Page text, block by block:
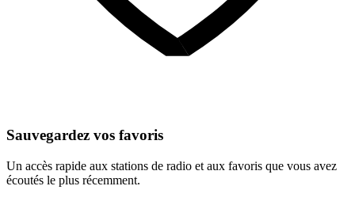
Sauvegardez vos favoris
Un accès rapide aux stations de radio et aux favoris que vous avez
écoutés le plus récemment.